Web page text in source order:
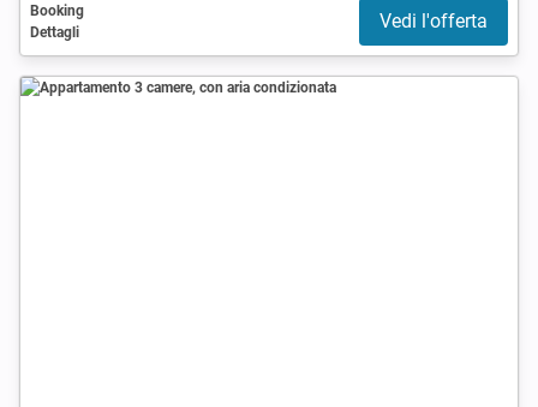
Booking
Dettagli
Vedi l'offerta